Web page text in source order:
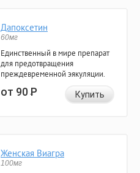
Дапоксетин
60мг
Единственный в мире препарат
для предотвращения
преждевременной эякуляции.
от 90Р Купить
Женская Виагра
100мг